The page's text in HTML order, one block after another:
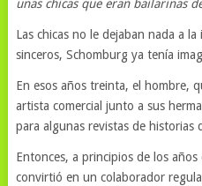
unas chicas que eran bailarinas
Las chicas no le dejaban nada a
sinceros, Schomburg ya tenía
En esos años treinta, el hombre,
artista comercial junto a sus
para algunas revistas de historias
Entonces, a principios de los
convirtió en un colaborador